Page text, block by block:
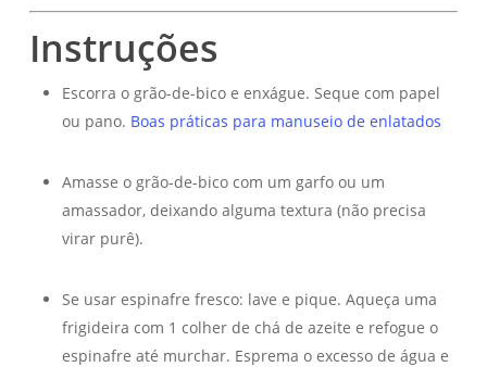
Instruções
Escorra o grão-de-bico e enxágue. Seque com papel
ou pano. Boas práticas para manuseio de enlatados
Amasse o grão-de-bico com um garfo ou um
amassador, deixando alguma textura (não precisa
virar purê).
Se usar espinafre fresco: lave e pique. Aqueça uma
frigideira com 1 colher de chá de azeite e refogue o
espinafre até murchar. Esprema o excesso de água e